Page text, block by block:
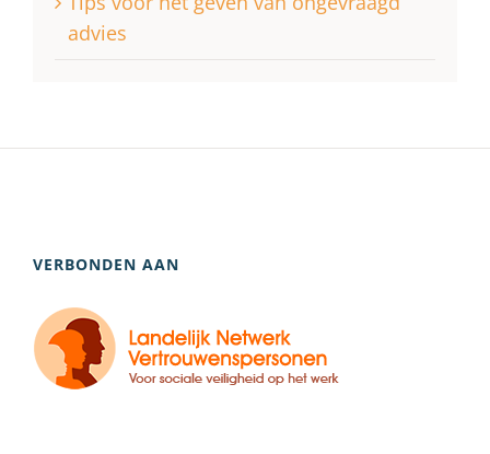
advies
VERBONDEN AAN